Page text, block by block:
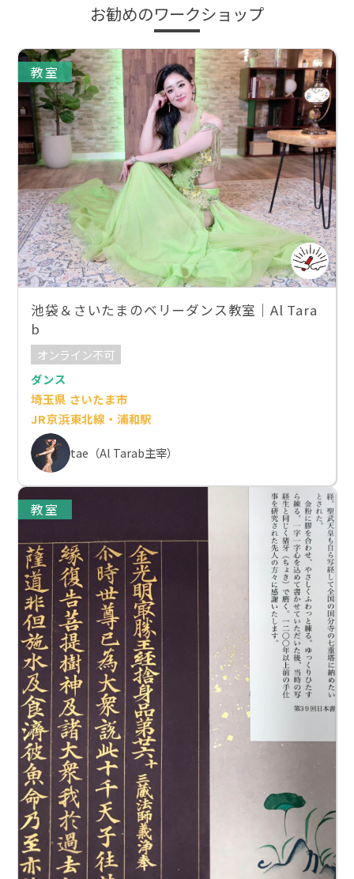
お勧めのワークショップ
教室
池袋＆さいたまのベリーダンス教室｜Al Tara
b
オンライン不可
ダンス
埼玉県 さいたま市
JR京浜東北線・浦和駅
tae（Al Tarab主宰）
教室